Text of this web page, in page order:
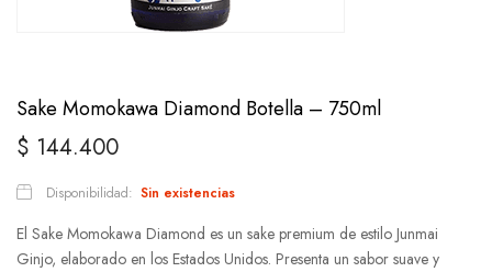
Sake Momokawa Diamond Botella – 750ml
$ 144.400
Disponibilidad: Sin existencias
El Sake Momokawa Diamond es un sake premium de estilo Junmai
Ginjo, elaborado en los Estados Unidos. Presenta un sabor suave y